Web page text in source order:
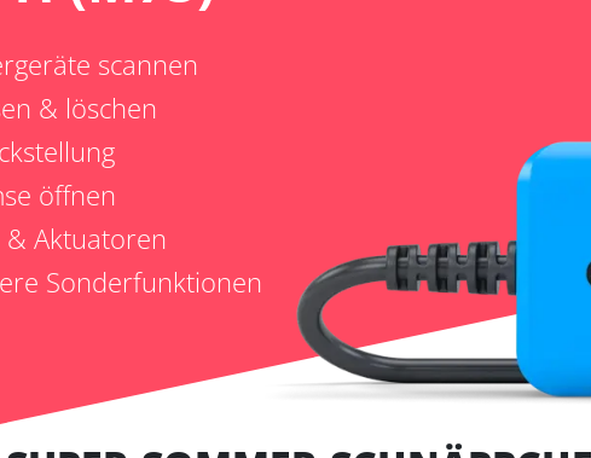
scannen
& löschen
öffnen
& Aktuatoren
Sonderfunktionen